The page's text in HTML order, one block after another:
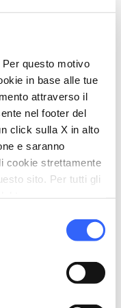
questo motivo
in base alle tue
attraverso il
nel footer del
click sulla X in alto
e saranno
cookie strettamente
sito. Per tutti gli
AR, Italia
sasso
chevron_right
chevron_right